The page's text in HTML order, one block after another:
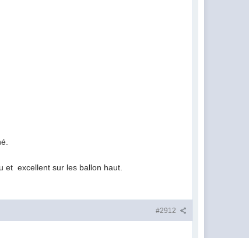
et excellent sur les ballon haut.
#2912